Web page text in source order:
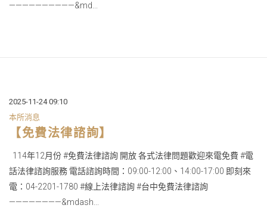
——————————&md...
2025-11-24 09:10
本所消息
【免費法律諮詢】
114年12月份 #免費法律諮詢 開放 各式法律問題歡迎來電免費 #電
話法律諮詢服務 電話諮詢時間：09:00-12:00、14:00-17:00 即刻來
電：04-2201-1780 #線上法律諮詢 #台中免費法律諮詢
————————&mdash...